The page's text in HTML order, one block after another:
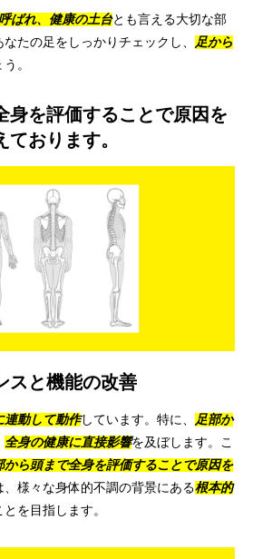
ばれ、健康の土台とも言える大切な部
たの足をしっかりチェックし、 足から
。
身を評価することで原因を
おります。
スと機能の改善
連動して動作しています。特に、 足部か
全身の健康に直接影響を及ぼします。こ
から頭まで全身を評価することで原因を
様々な身体的不調の背景にある根本的
とを目指します。